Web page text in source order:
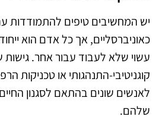
יש המחשיבים טיפים להתמודדות
כאוניברסליים, אך כל אדם הוא
עשוי שלא לעבוד עבור אחר. גישות
קוגניטיבי-התנהגותי או טכניקות
לאנשים שונים בהתאם לסגנון
שלהם.